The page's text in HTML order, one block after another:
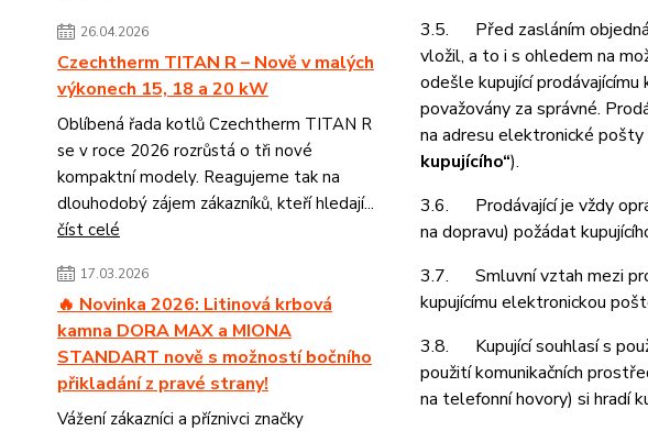
26.04.2026
Czechtherm TITAN R – Nově v malých
výkonech 15, 18 a 20 kW
Oblíbená řada kotlů Czechtherm TITAN R
se v roce 2026 rozrůstá o tři nové
kompaktní modely. Reagujeme tak na
dlouhodobý zájem zákazníků, kteří hledají...
číst celé
17.03.2026
🔥 Novinka 2026: Litinová krbová
kamna DORA MAX a MIONA
STANDART nově s možností bočního
přikladání z pravé strany!
Vážení zákazníci a příznivci značky
3.5. Před zasláním
vložil, a to i s ohledem na
odešle kupující
považovány za správné.
na adresu elektronické pošty
kupujícího“).
3.6. Prodávající je vždy
na dopravu) požádat
3.7. Smluvní vztah mezi
kupujícímu elektronickou
3.8. Kupující souhlasí s
použití komunikačních
na telefonní hovory) si hradí